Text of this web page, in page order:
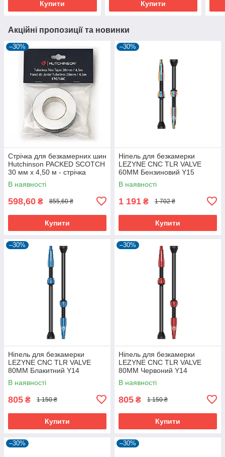
Купити Купити
Акційні пропозиції та новинки
–30%
Стрічка для безкамерних шин
Hutchinson PACKED SCOTCH
30 мм х 4,50 м - стрічка
Tubeless для ободів
В наявності
598,60 ₴ 855,60 ₴
Купити
–30%
Ніпель для безкамерки
LEZYNE CNC TLR VALVE
60MM Бензиновий Y15
В наявності
1 191 ₴ 1 702 ₴
Купити
–30%
Ніпель для безкамерки
LEZYNE CNC TLR VALVE
80MM Блакитний Y14
В наявності
805 ₴ 1 150 ₴
Купити
–30%
Ніпель для безкамерки
LEZYNE CNC TLR VALVE
80MM Червоний Y14
В наявності
805 ₴ 1 150 ₴
Купити
–30% –30%